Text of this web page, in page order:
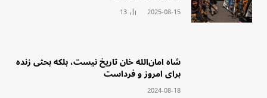
2025-08-15
13
‏شاه امان‌الله خان تاریخ نیست، بلکه بحثی زنده
برای امروز و فرداست
2024-08-18